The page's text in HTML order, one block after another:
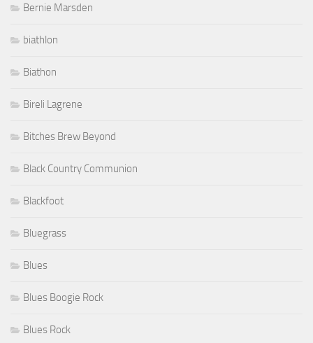
Bernie Marsden
biathlon
Biathon
Bireli Lagrene
Bitches Brew Beyond
Black Country Communion
Blackfoot
Bluegrass
Blues
Blues Boogie Rock
Blues Rock